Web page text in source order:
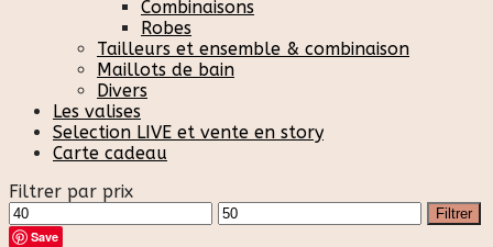
Combinaisons
Robes
Tailleurs et ensemble & combinaison
Maillots de bain
Divers
Les valises
Selection LIVE et vente en story
Carte cadeau
Filtrer par prix
Prix
min
Prix
max
Filtrer
Save